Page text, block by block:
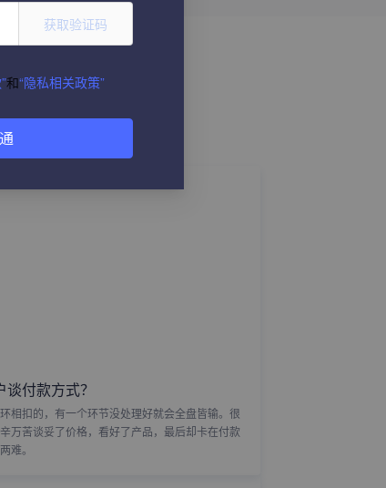
付款方式？
相扣的，有一个环节没处理好就会全盘皆输。很
万苦谈妥了价格，看好了产品，最后却卡在付款
难。
获取验证码
和“隐私相关政策”